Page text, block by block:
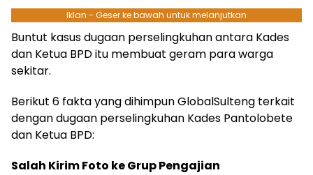
Iklan - Geser ke bawah untuk melanjutkan
Buntut kasus dugaan perselingkuhan antara Kades
dan Ketua BPD itu membuat geram para warga
sekitar.
Berikut 6 fakta yang dihimpun GlobalSulteng terkait
dengan dugaan perselingkuhan Kades Pantolobete
dan Ketua BPD:
Salah Kirim Foto ke Grup Pengajian